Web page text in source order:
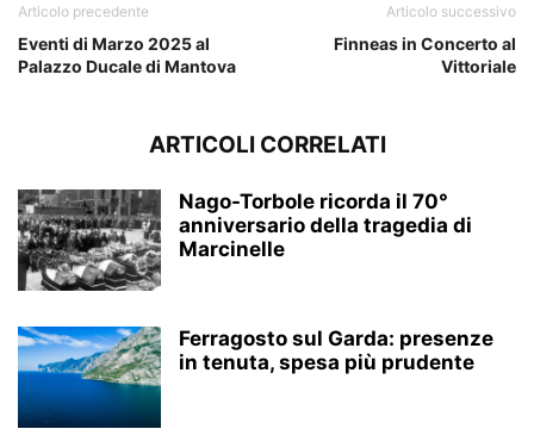
Articolo precedente
Eventi di Marzo 2025 al
Palazzo Ducale di Mantova
Articolo successivo
Finneas in Concerto al
Vittoriale
ARTICOLI CORRELATI
Nago-Torbole ricorda il 70°
anniversario della tragedia di
Marcinelle
Ferragosto sul Garda: presenze
in tenuta, spesa più prudente